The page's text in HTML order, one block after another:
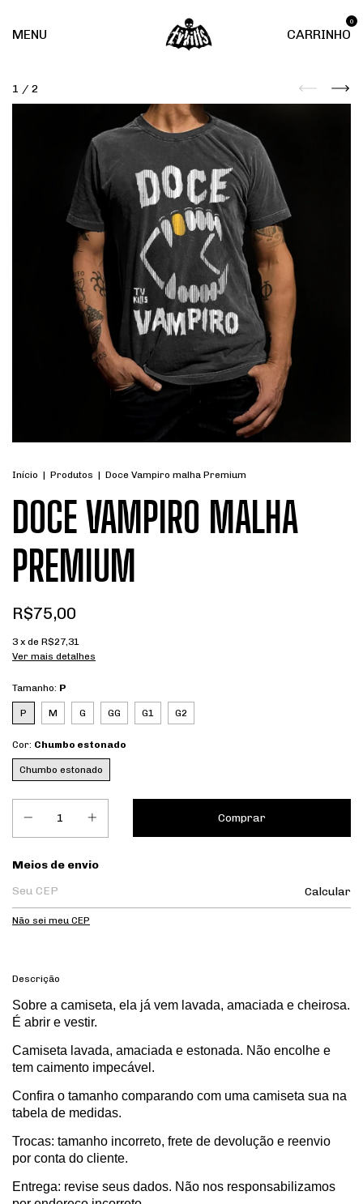
MENU CARRINHO
0
1 / 2
Início | Produtos | Doce Vampiro malha Premium
DOCE VAMPIRO MALHA
PREMIUM
R$75,00
3 x de R$27,31
Ver mais detalhes
Tamanho: P
P M G GG G1 G2
Cor: Chumbo estonado
Chumbo estonado
Entregas para o CEP:
Meios de envio
Calcular
Não sei meu CEP
Descrição
Sobre a camiseta, ela já vem lavada, amaciada e cheirosa.
É abrir e vestir.
Camiseta lavada, amaciada e estonada. Não encolhe e
tem caimento impecável.
Confira o tamanho comparando com uma camiseta sua na
tabela de medidas.
Trocas: tamanho incorreto, frete de devolução e reenvio
por conta do cliente.
Entrega: revise seus dados. Não nos responsabilizamos